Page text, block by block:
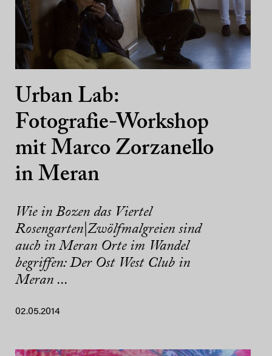
Urban Lab:
Fotografie-Workshop
mit Marco Zorzanello
in Meran
Wie in Bozen das Viertel
Rosengarten|Zwölfmalgreien sind
auch in Meran Orte im Wandel
begriffen: Der Ost West Club in
Meran ...
02.05.2014